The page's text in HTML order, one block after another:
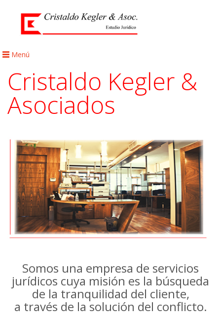
Menú
Cristaldo Kegler &
Asociados
Somos una empresa de servicios
jurídicos cuya misión es la búsqueda
de la tranquilidad del cliente,
a través de la solución del conflicto.